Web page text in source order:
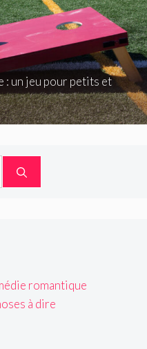
: un jeu pour petits et
romantique
à dire